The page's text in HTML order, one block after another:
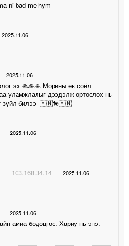
ni bad me hym
2025.11.06
2025.11.06
ээ 🙏🙏🙏 Морины өв соёл,
уламжлалыг дээдэлж өртөөлөх нь
зүйл билээ! 🇲🇳🐎🇲🇳
2025.11.06
103.168.34.14 2025.11.06
2025.11.06
амиа бодоцгоо. Хариу нь энэ.